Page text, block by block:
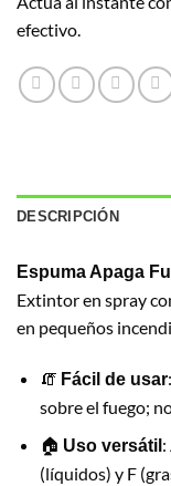
efectivo.
DESCRIPCIÓN
Espuma Apaga
Extintor en spray
en pequeños
🧯 Fácil de usar
sobre el fuego;
🏠 Uso versátil :
(líquidos) y F